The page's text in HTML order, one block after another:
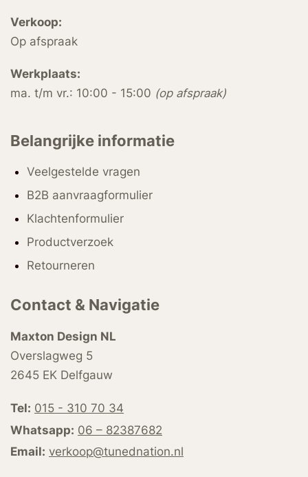
Verkoop:
Op afspraak
Werkplaats:
ma. t/m vr.: 10:00 - 15:00 (op afspraak)
Belangrijke informatie
Veelgestelde vragen
B2B aanvraagformulier
Klachtenformulier
Productverzoek
Retourneren
Contact & Navigatie
Maxton Design NL
Overslagweg 5
2645 EK Delfgauw
Tel: 015 - 310 70 34
Whatsapp: 06 – 82387682
Email: verkoop@tunednation.nl